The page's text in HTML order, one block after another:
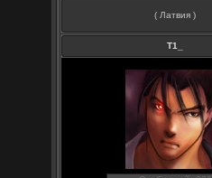
( Латвия )
Т1_